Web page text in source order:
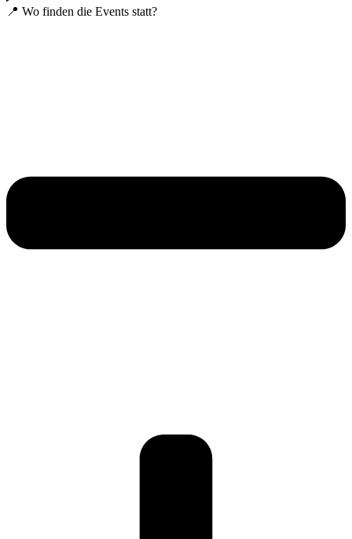
📍 Wo finden die Events statt?